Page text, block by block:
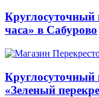
Круглосуточный
часа» в Сабурово
Круглосуточный
«Зеленый